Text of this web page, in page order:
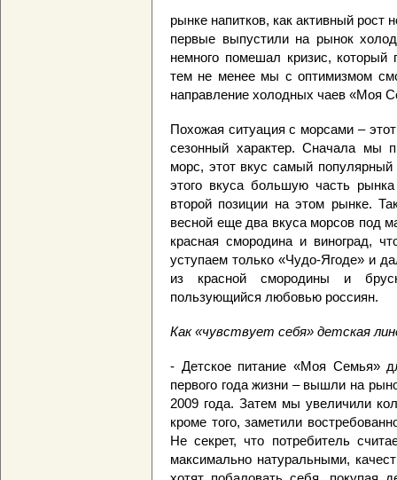
рынке напитков, как активный
первые выпустили на рынок
немного помешал кризис, который
тем не менее мы с оптимизмом
направление холодных чаев «Моя
Похожая ситуация с морсами –
сезонный характер. Сначала мы
морс, этот вкус самый
этого вкуса большую часть
второй позиции на этом рынке.
весной еще два вкуса морсов под
красная смородина и виноград,
уступаем только «Чудо-Ягоде» и
из красной смородины и
пользующийся любовью россиян.
Как «чувствует себя» детская
- Детское питание «Моя Семья»
первого года жизни – вышли на
2009 года. Затем мы увеличили
кроме того, заметили
Не секрет, что потребитель
максимально натуральными,